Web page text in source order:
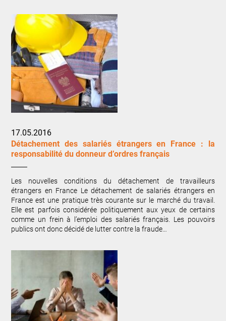
17.05.2016
Détachement des salariés étrangers en France : la
responsabilité du donneur d’ordres français
Les nouvelles conditions du détachement de travailleurs
étrangers en France Le détachement de salariés étrangers en
France est une pratique très courante sur le marché du travail.
Elle est parfois considérée politiquement aux yeux de certains
comme un frein à l’emploi des salariés français. Les pouvoirs
publics ont donc décidé de lutter contre la fraude…